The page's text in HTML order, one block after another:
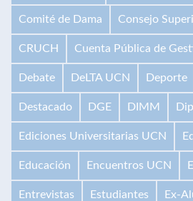
Comité de Dama Consejo
CRUCH Cuenta Pública de
Debate DeLTA UCN Deporte
Destacado DGE DIMM
Ediciones Universitarias UCN
Educación Encuentros UCN
Entrevistas Estudiantes Ex-